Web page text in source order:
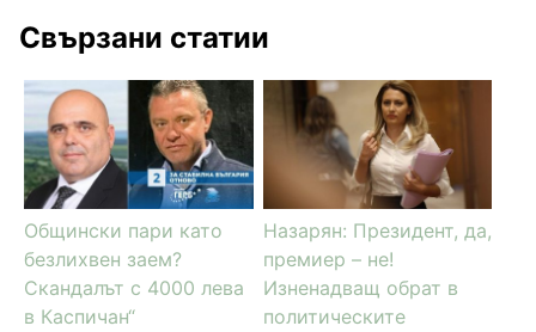
Свързани статии
Общински пари като
безлихвен заем?
Скандалът с 4000 лева
в Каспичан“
Назарян: Президент, да,
премиер – не!
Изненадващ обрат в
политическите